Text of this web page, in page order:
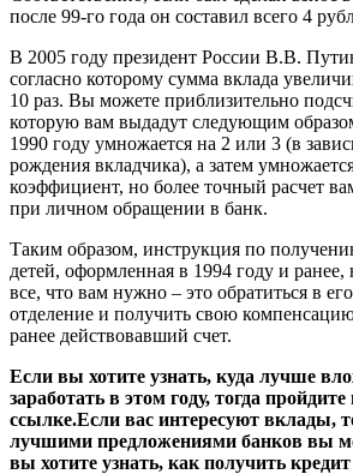
после 99-го года он составил всего 4
В 2005 году президент России В.В.
согласно которому сумма вклада
10 раз. Вы можете приблизительно
которую вам выдадут следующим
1990 году умножается на 2 или 3 (в
рождения вкладчика), а затем
коэффициент, но более точный расчет
при личном обращении в банк.
Таким образом, инструкция по
детей, оформленная в 1994 году и
все, что вам нужно – это обратиться в
отделение и получить свою
ранее действовавший счет.
Если вы хотите узнать, куда лучше
заработать в этом году, тогда пройдите
ссылке.Если вас интересуют вклады,
лучшими предложениями банков вы
вы хотите узнать, как получить кредит